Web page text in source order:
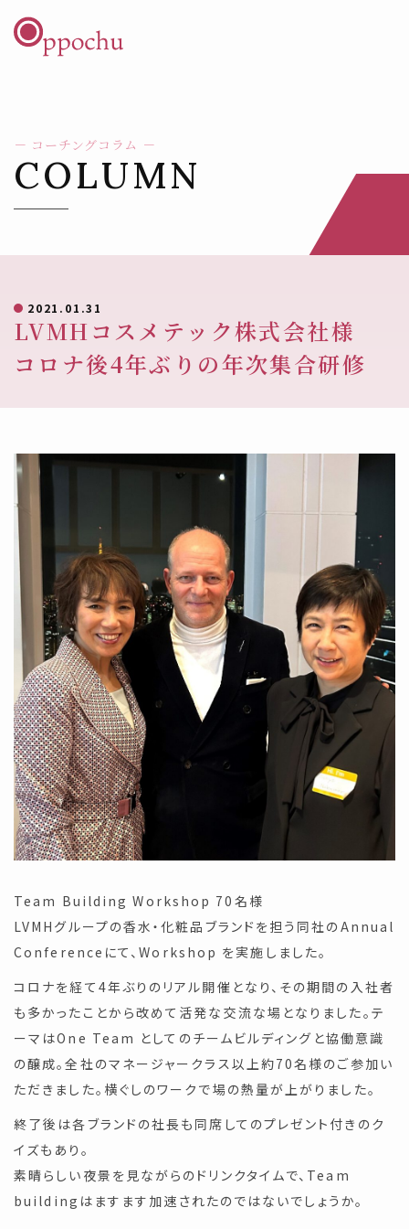
コンテンツへスキップ
メインナビゲーション
－ コーチングコラム －
COLUMN
2021.01.31
LVMHコスメテック株式会社様
コロナ後4年ぶりの年次集合研修
Team Building Workshop 70名様
LVMHグループの香水・化粧品ブランドを担う同社のAnnual
Conferenceにて、Workshop を実施しました。
コロナを経て4年ぶりのリアル開催となり、その期間の入社者
も多かったことから改めて活発な交流な場となりました。テ
ーマはOne Team としてのチームビルディングと協働意識
の醸成。全社のマネージャークラス以上約70名様のご参加い
ただきました。横ぐしのワークで場の熱量が上がりました。
終了後は各ブランドの社長も同席してのプレゼント付きのク
イズもあり。
素晴らしい夜景を見ながらのドリンクタイムで、Team
buildingはますます加速されたのではないでしょうか。